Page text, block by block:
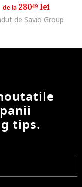
de la 28049lei
de Savio Group
tips.